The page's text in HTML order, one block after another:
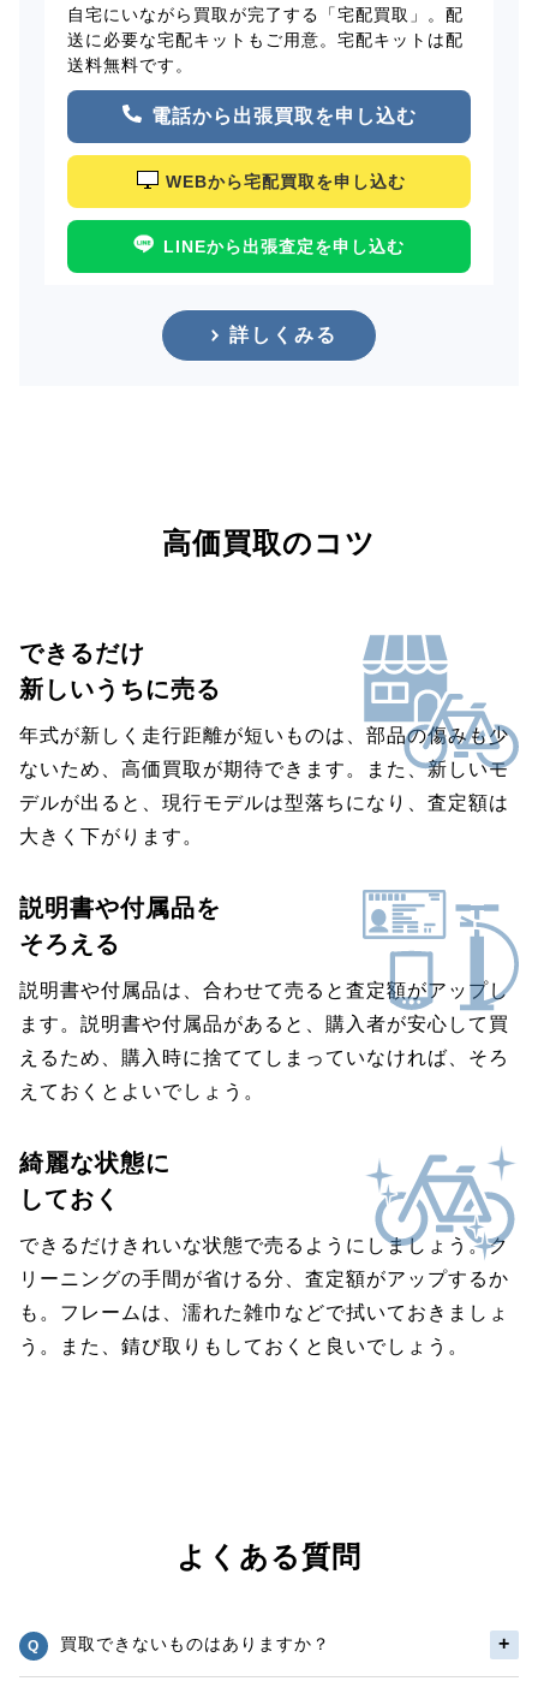
自宅にいながら買取が完了する「宅配買取」。配
送に必要な宅配キットもご用意。宅配キットは配
送料無料です。
電話から出張買取を申し込む
WEBから宅配買取を申し込む
LINEから出張査定を申し込む
詳しくみる
高価買取のコツ
できるだけ
新しいうちに売る
年式が新しく走行距離が短いものは、部品の傷みも少
ないため、高価買取が期待できます。また、新しいモ
デルが出ると、現行モデルは型落ちになり、査定額は
大きく下がります。
説明書や付属品を
そろえる
説明書や付属品は、合わせて売ると査定額がアップし
ます。説明書や付属品があると、購入者が安心して買
えるため、購入時に捨ててしまっていなければ、そろ
えておくとよいでしょう。
綺麗な状態に
しておく
できるだけきれいな状態で売るようにしましょう。ク
リーニングの手間が省ける分、査定額がアップするか
も。フレームは、濡れた雑巾などで拭いておきましょ
う。また、錆び取りもしておくと良いでしょう。
よくある質問
買取できないものはありますか？